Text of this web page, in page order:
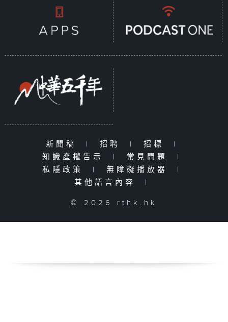
新聞稿 | 招聘 | 招標
|
知識產權告示
| 常見問題
|
私隱政策
| 無障礙播放器
|
其他語言內容
|
© 2026 rthk.hk